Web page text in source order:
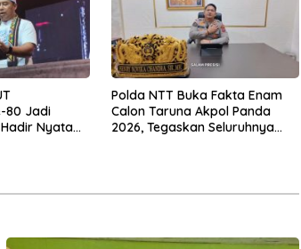
80 Jadi
Nyata
Polda NTT Buka Fakta Enam
Calon Taruna Akpol Panda
2026, Tegaskan Seluruhnya